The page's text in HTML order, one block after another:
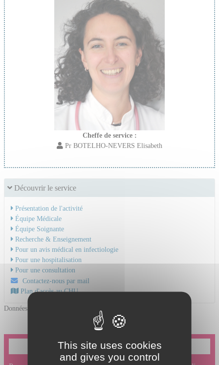
Cheffe de service :
Pr BOTELHO-NEVERS Elisabeth
Découvrir le service
Présentation de l'activité
Équipe Médicale
Équipe Soignante
Recherche & Enseignement
Pour un avis médical en infectiologie
Pour une hospitalisation
Pour une consultation
Contactez-nous par mail
Plan d'accès au CHU
Données mises à jour le 21/04/2026
Je souhaite prendre un rendez-vous en ligne
This site uses cookies
and gives you control